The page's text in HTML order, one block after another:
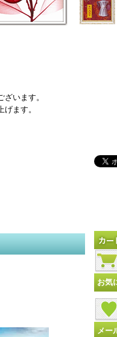
います。
ます。
お気
メー